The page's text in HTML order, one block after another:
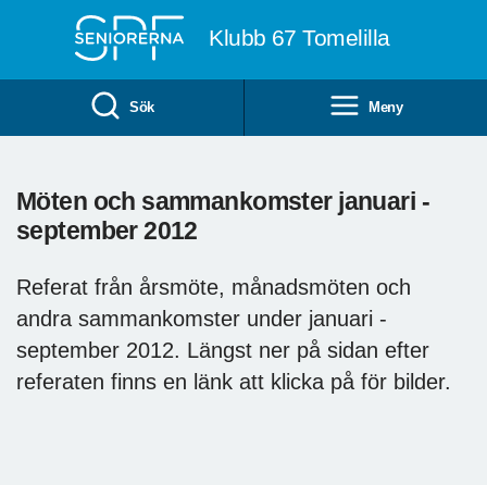
Klubb 67 Tomelilla
Sök Meny
Möten och sammankomster januari -
september 2012
Referat från årsmöte, månadsmöten och
andra sammankomster under januari -
september 2012. Längst ner på sidan efter
referaten finns en länk att klicka på för bilder.